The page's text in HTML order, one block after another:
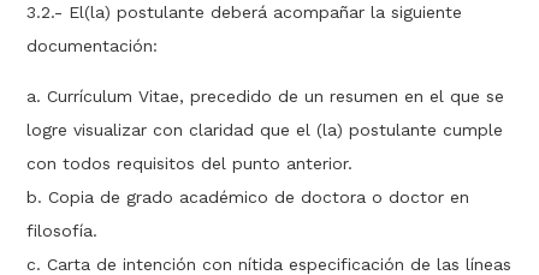
3.2.- El(la) postulante deberá acompañar la siguiente
documentación:
a. Currículum Vitae, precedido de un resumen en el que se
logre visualizar con claridad que el (la) postulante cumple
con todos requisitos del punto anterior.
b. Copia de grado académico de doctora o doctor en
filosofía.
c. Carta de intención con nítida especificación de las líneas